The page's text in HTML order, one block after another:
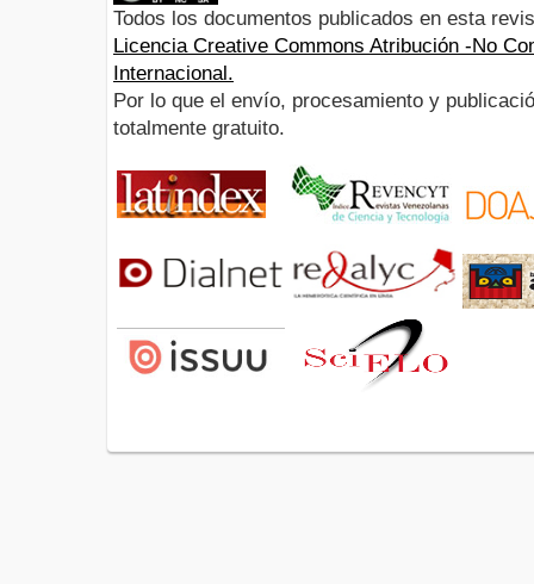
Todos los documentos publicados en esta
Licencia Creative Commons Atribución -No
Internacional.
Por lo que el envío, procesamiento y
totalmente gratuito.